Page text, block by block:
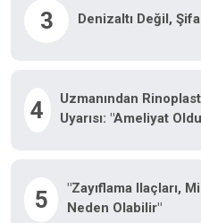
3 Denizaltı Değil,
4
Uzmanından
Uyarısı: "Ameliyat
5
"Zayıflama Ilaçları,
Neden Olabilir"